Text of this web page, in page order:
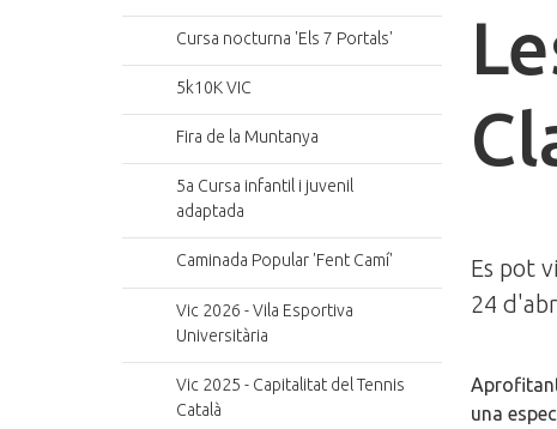
Es pot
24
una
Cursa nocturna 'Els 7 Portals'
5k10K VIC
Fira de la Muntanya
5a Cursa infantil i juvenil
adaptada
Caminada Popular 'Fent Camí'
Vic 2026 - Vila Esportiva
Universitària
Vic 2025 - Capitalitat del Tennis
Català